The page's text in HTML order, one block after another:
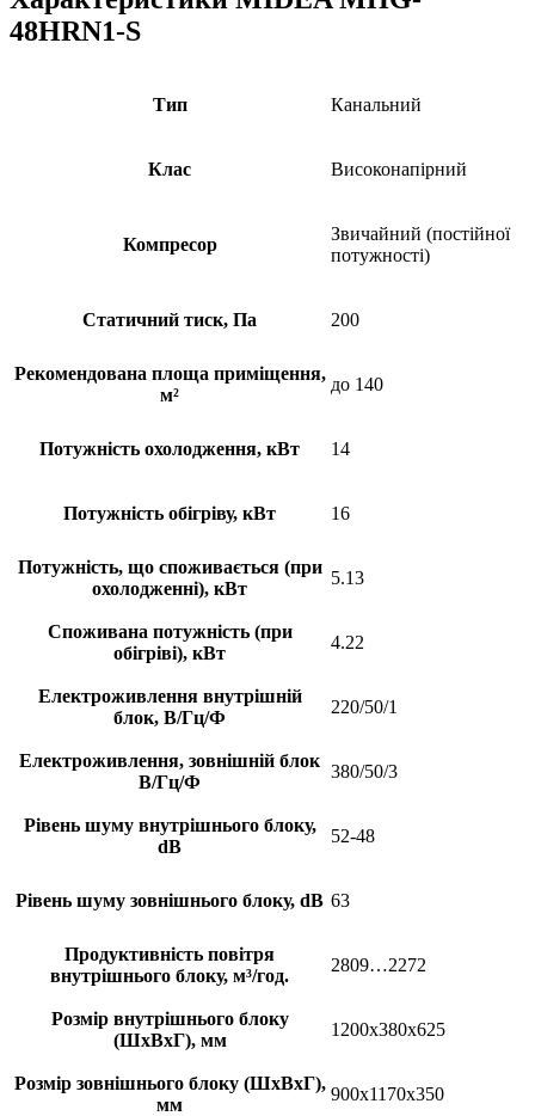
48HRN1-S
Тип Канальний
Клас Високонапірний
Компресор
Звичайний (постійної
потужності)
Статичний тиск, Па 200
Рекомендована площа приміщення,
м²
до 140
Потужність охолодження, кВт 14
Потужність обігріву, кВт 16
Потужність, що споживається (при
охолодженні), кВт
5.13
Споживана потужність (при
обігріві), кВт
4.22
Електроживлення внутрішній
блок, В/Гц/Ф
220/50/1
Електроживлення, зовнішній блок
В/Гц/Ф
380/50/3
Рівень шуму внутрішнього блоку,
dB
52-48
Рівень шуму зовнішнього блоку, dB 63
Продуктивність повітря
внутрішнього блоку, м³/год.
2809…2272
Розмір внутрішнього блоку
(ШхВхГ), мм
1200x380x625
Розмір зовнішнього блоку (ШхВхГ),
мм
900x1170x350